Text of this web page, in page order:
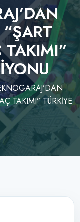
TAKIMI”
TAKIMI” TÜRKİYE